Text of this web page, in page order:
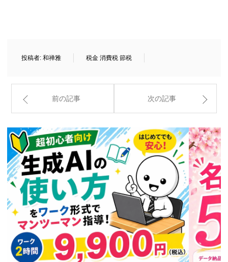
投稿者: 和禅雅 税金 消費税 節税
前の記事 次の記事